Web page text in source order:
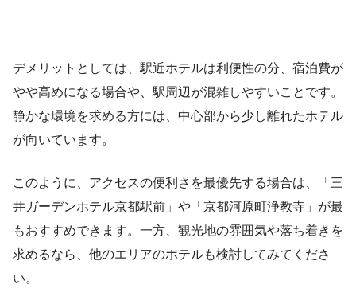
デメリットとしては、駅近ホテルは利便性の分、宿泊費が
やや高めになる場合や、駅周辺が混雑しやすいことです。
静かな環境を求める方には、中心部から少し離れたホテル
が向いています。
このように、アクセスの便利さを最優先する場合は、「三
井ガーデンホテル京都駅前」や「京都河原町浄教寺」が最
もおすすめできます。一方、観光地の雰囲気や落ち着きを
求めるなら、他のエリアのホテルも検討してみてくださ
い。